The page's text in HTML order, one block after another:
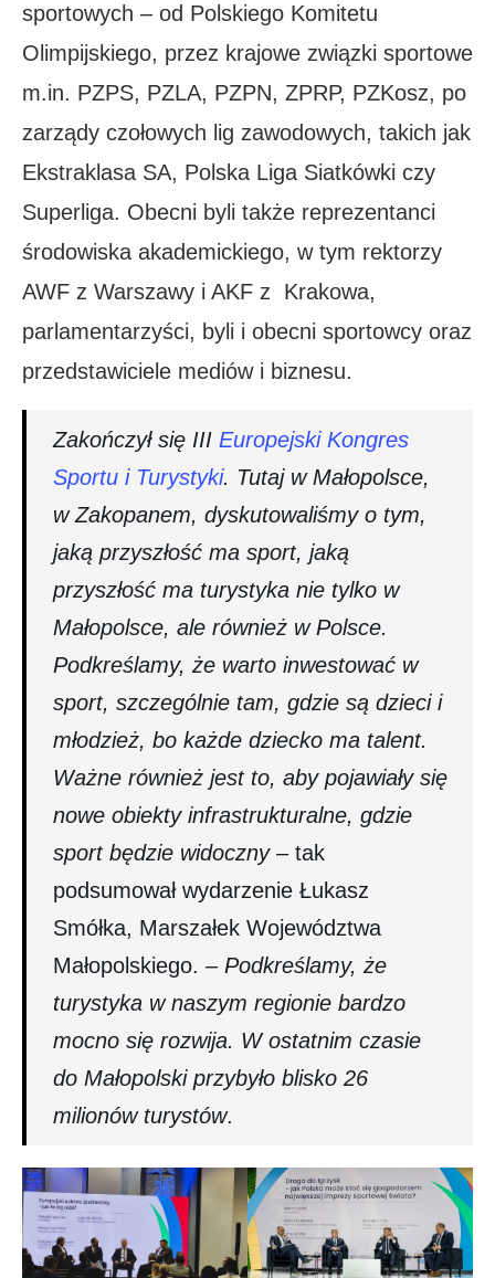
sportowych – od Polskiego Komitetu
Olimpijskiego, przez krajowe związki sportowe
m.in. PZPS, PZLA, PZPN, ZPRP, PZKosz, po
zarządy czołowych lig zawodowych, takich jak
Ekstraklasa SA, Polska Liga Siatkówki czy
Superliga. Obecni byli także reprezentanci
środowiska akademickiego, w tym rektorzy
AWF z Warszawy i AKF z Krakowa,
parlamentarzyści, byli i obecni sportowcy oraz
przedstawiciele mediów i biznesu.
Zakończył się III Europejski Kongres
Sportu i Turystyki. Tutaj w Małopolsce,
w Zakopanem, dyskutowaliśmy o tym,
jaką przyszłość ma sport, jaką
przyszłość ma turystyka nie tylko w
Małopolsce, ale również w Polsce.
Podkreślamy, że warto inwestować w
sport, szczególnie tam, gdzie są dzieci i
młodzież, bo każde dziecko ma talent.
Ważne również jest to, aby pojawiały się
nowe obiekty infrastrukturalne, gdzie
sport będzie widoczny – tak
podsumował wydarzenie Łukasz
Smółka, Marszałek Województwa
Małopolskiego. – Podkreślamy, że
turystyka w naszym regionie bardzo
mocno się rozwija. W ostatnim czasie
do Małopolski przybyło blisko 26
milionów turystów.